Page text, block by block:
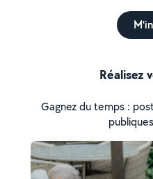
Réalisez
Gagnez du temps :